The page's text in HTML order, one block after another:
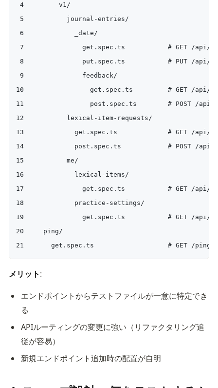
      v1/
        journal-entries/
          _date/
get.spec.ts           # GET /api/
put.spec.ts           # PUT /api/
            feedback/
get.spec.ts         # GET /api/
post.spec.ts        # POST /
        lexical-item-requests/
get.spec.ts             # GET /api/
post.spec.ts            # POST /
        me/
          lexical-items/
get.spec.ts           # GET /api/
          practice-settings/
get.spec.ts           # GET /api/
  ping/
    get.spec.ts                   # GET /ping
メリット:
エンドポイントからテストファイルが一意に特定でき
る
APIルーティングの変更に強い（リファクタリング追
従が容易）
新規エンドポイント追加時の配置が自明